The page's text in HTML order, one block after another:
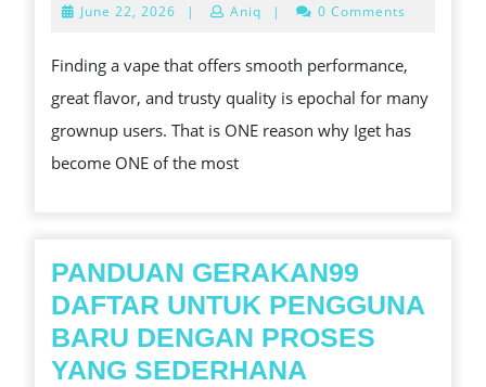
RETAIL
MADE
June 22, 2026 June
| Aniq | 0 Comments
Finding a vape that offers smooth performance,
great flavor, and trusty quality is epochal for many
grownup users. That is ONE reason why Iget has
become ONE of the most
PANDUAN GERAKAN99
DAFTAR UNTUK PENGGUNA
BARU DENGAN PROSES
YANG SEDERHANA